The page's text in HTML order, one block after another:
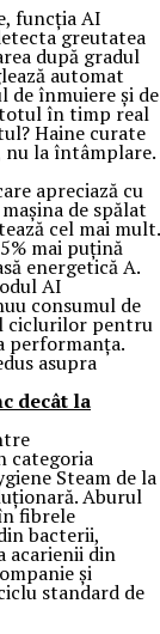
funcția AI
greutatea
după gradul
automat
de înmuiere și de
în timp real
Haine curate
nu la întâmplare.
apreciază cu
de spălat
cel mai mult.
mai puțină
energetică A.
AI
consumul de
ciclurilor pentru
performanța.
asupra
decât la
categoria
Steam de la
Aburul
fibrele
bacterii,
acarienii din
și
standard de